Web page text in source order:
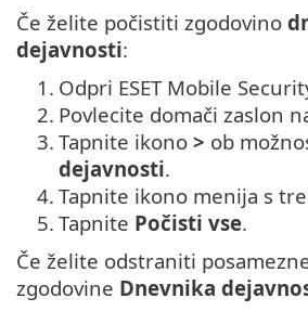
Če želite počistiti zgodovino
dejavnosti:
1. Odpri ESET Mobile
2. Povlecite domači zaslon
3. Tapnite ikono > ob
dejavnosti.
4. Tapnite ikono menija s
5. Tapnite Počisti vse.
Če želite odstraniti
zgodovine Dnevnika